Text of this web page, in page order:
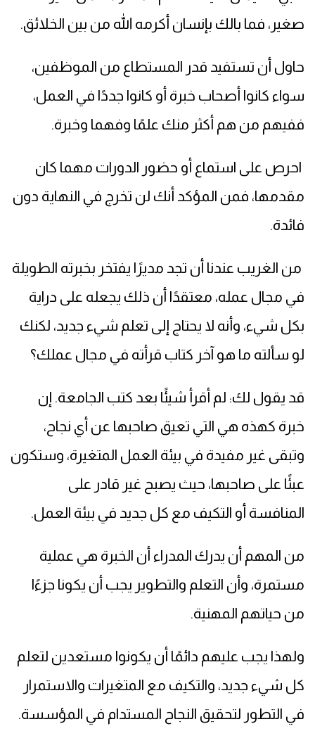
صغير، فما بالك بإنسان أكرمه الله من بين الخلائق.
حاول أن تستفيد قدر المستطاع من الموظفين،
سواء كانوا أصحاب خبرة أو كانوا جددًا في العمل،
ففيهم من هم أكثر منك علمًا وفهما وخبرة.
احرص على استماع أو حضور الدورات مهما كان
مقدمها، فمن المؤكد أنك لن تخرج في النهاية دون
فائدة.
من الغريب عندنا أن تجد مديرًا يفتخر بخبرته الطويلة
في مجال عمله، معتقدًا أن ذلك يجعله على دراية
بكل شيء، وأنه لا يحتاج إلى تعلم شيء جديد، لكنك
لو سألته ما هو آخر كتاب قرأته في مجال عملك؟
قد يقول لك: لم أقرأ شيئًا بعد كتب الجامعة. إن
خبرة كهذه هي التي تعيق صاحبها عن أي نجاح،
وتبقى غير مفيدة في بيئة العمل المتغيرة، وستكون
عبئًا على صاحبها، حيث يصبح غير قادر على
المنافسة أو التكيف مع كل جديد في بيئة العمل.
من المهم أن يدرك المدراء أن الخبرة هي عملية
مستمرة، وأن التعلم والتطوير يجب أن يكونا جزءًا
من حياتهم المهنية.
ولهذا يجب عليهم دائمًا أن يكونوا مستعدين لتعلم
كل شيء جديد، والتكيف مع المتغيرات والاستمرار
في التطور لتحقيق النجاح المستدام في المؤسسة.